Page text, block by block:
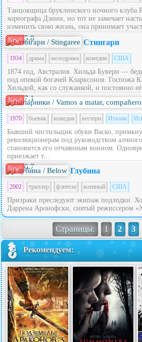
Танцовщица бруклинского ночного клуба
хореографа Дэнни, но тот не замечает
изменить свою жизнь, она принимает
New! 5.8 Стингари
1934 драма мелодрама комедия США
1874 год, Австралия. Хильда Бувери —
под опекой богачей Кларксонов. Госпожа
Хильдой, как со служанкой, и постоянно её
New! 7.1
1970 боевик комедия вестерн Италия
Бывший чистильщик обуви Васко,
революционерам под руководством
становится его отчаянным воином.
приезжает т...
New! 6.7 Глубина
2002 триллер фэнтези военный США
Призраки преследуют экипаж подлодки.
Даррена Аронофски, снятый режиссером
Страницы: 1 2 3
Рекомендуем: